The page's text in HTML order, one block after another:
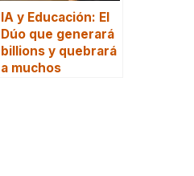
IA y Educación: El
Dúo que generará
billions y quebrará
a muchos